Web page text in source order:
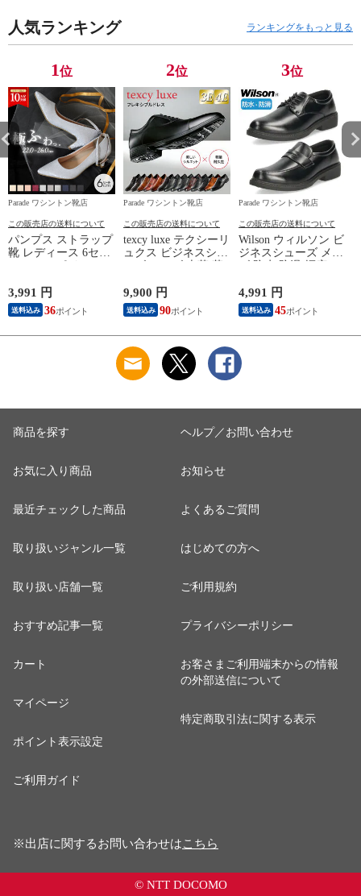
人気ランキング ランキングをもっと見る
1位
Parade ワシントン靴店
この販売店の送料について
パンプス ストラップ
靴 レディース 6セン
っ Parade 23.5cm ラ
イトグレーレース
3,991 円
送料込み 36
2位
Parade ワシントン靴店
この販売店の送料について
texcy luxe テクシーリ
ュクス ビジネスシュ
フレキシブルドレス
27.5cm TU7796（4E/
ブラック）
9,900 円
送料込み 90
3位
Parade ワシントン靴店
この販売店の送料について
Wilson ウィルソン ビ
ジネスシューズ メン
8102（ローファー）
4,991 円
送料込み 45
商品を探す
お気に入り商品
最近チェックした商品
取り扱いジャンル一覧
取り扱い店舗一覧
おすすめ記事一覧
カート
マイページ
ポイント表示設定
ご利用ガイド
ヘルプ／お問い合わせ
お知らせ
よくあるご質問
はじめての方へ
ご利用規約
プライバシーポリシー
お客さまご利用端末からの情報
の外部送信について
特定商取引法に関する表示
※出店に関するお問い合わせはこちら
© NTT DOCOMO